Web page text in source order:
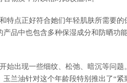
特点正好符合她们年轻肌肤所需要
品中也包含多种保湿成分和防晒功
始出现一些细纹、松弛、暗沉等问
兰油针对这个年龄段特别推出了“